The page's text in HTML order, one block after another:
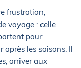
frustration,
voyage : celle
pour
après les saisons. Il
arriver aux